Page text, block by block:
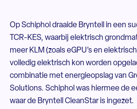
Op Schiphol draaide Bryntell in een
TCR-KES, waarbij elektrisch
meer KLM (zoals eGPU’s en
volledig elektrisch kon worden
combinatie met energieopslag van
Solutions. Schiphol was hiermee de
waar de Bryntell CleanStar is ingezet.